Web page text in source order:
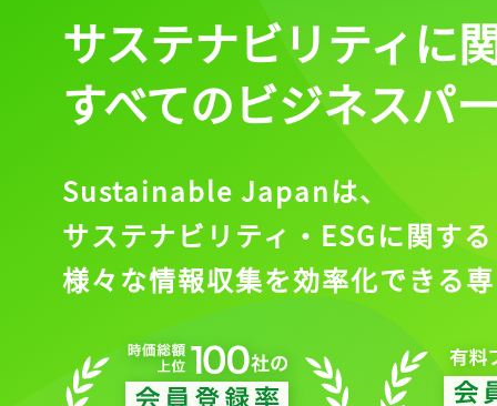
サステナビリティに
すべてのビジネスパ
Sustainable Japanは、
サステナビリティ・ESGに関する
様々な情報収集を効率化できる